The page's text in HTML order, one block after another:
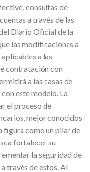
consultas de
a través de las
Diario Oficial de la
las modificaciones a
a las
contratación con
a las casas de
este modelo. La
el proceso de
mejor conocidos
figura como un pilar de
fortalecer su
la seguridad de
través de estos. Al